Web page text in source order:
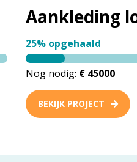
25% opgehaald
Nog nodig: € 45000
BEKIJK PROJECT